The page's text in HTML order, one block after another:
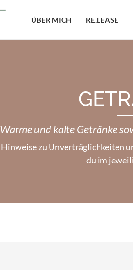
ÜBER MICH RE.LEASE
Warme und kalte Getränke
Hinweise zu Unverträglichkeiten
du im